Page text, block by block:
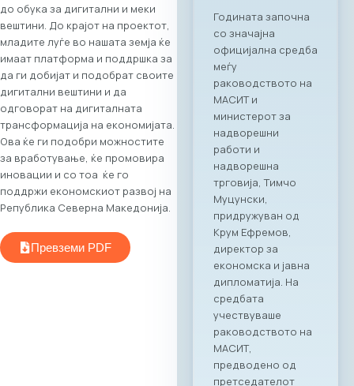
до обука за дигитални и меки
вештини. До крајот на проектот,
младите луѓе во нашата земја ќе
имаат платформа и поддршка за
да ги добијат и подобрат своите
дигитални вештини и да
одговорат на дигиталната
трансформација на економијата.
Ова ќе ги подобри можностите
за вработување, ќе промовира
иновации и со тоа ќе го
поддржи економскиот развој на
Република Северна Македонија.
Превземи PDF
платформа помеѓу
македонскиот и
грчкиот ИКТ
сектор. На 4 јуни
2026 година во
Скопје,
Стопанската
комора за
информатички и
телекомуникациск
и технологии
МАСИТ, во
соработка со
грчката
асоцијација на ИКТ
компании SETPE, го
најавуваат
одржувањето на
првиот
македонско-грчки
„Digital Bridge &
Business ICT Forum“.